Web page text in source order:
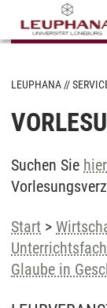
LEUPHANA
Suchen Sie hier
Start >
Glaube in